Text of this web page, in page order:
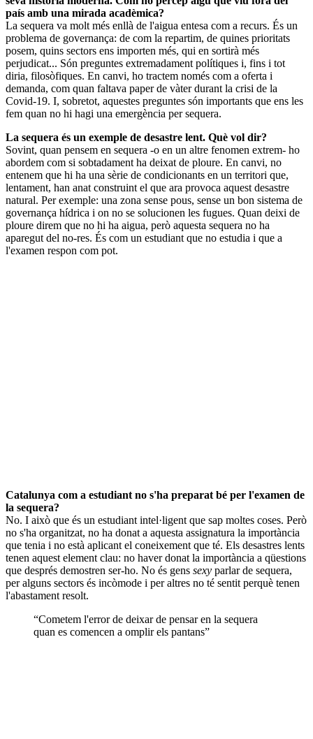
país amb una mirada acadèmica?
La sequera va molt més enllà de l'aigua entesa com a recurs. És un
problema de governança: de com la repartim, de quines prioritats
posem, quins sectors ens importen més, qui en sortirà més
perjudicat... Són preguntes extremadament polítiques i, fins i tot
diria, filosòfiques. En canvi, ho tractem només com a oferta i
demanda, com quan faltava paper de vàter durant la crisi de la
Covid-19. I, sobretot, aquestes preguntes són importants que ens les
fem quan no hi hagi una emergència per sequera.
La sequera és un exemple de desastre lent. Què vol dir?
Sovint, quan pensem en sequera -o en un altre fenomen extrem- ho
abordem com si sobtadament ha deixat de ploure. En canvi, no
entenem que hi ha una sèrie de condicionants en un territori que,
lentament, han anat construint el que ara provoca aquest desastre
natural. Per exemple: una zona sense pous, sense un bon sistema de
governança hídrica i on no se solucionen les fugues. Quan deixi de
ploure direm que no hi ha aigua, però aquesta sequera no ha
aparegut del no-res. És com un estudiant que no estudia i que a
l'examen respon com pot.
Catalunya com a estudiant no s'ha preparat bé per l'examen de
la sequera?
No. I això que és un estudiant intel·ligent que sap moltes coses. Però
no s'ha organitzat, no ha donat a aquesta assignatura la importància
que tenia i no està aplicant el coneixement que té. Els desastres lents
tenen aquest element clau: no haver donat la importància a qüestions
que després demostren ser-ho. No és gens sexy parlar de sequera,
per alguns sectors és incòmode i per altres no té sentit perquè tenen
l'abastament resolt.
“Cometem l'error de deixar de pensar en la sequera
quan es comencen a omplir els pantans”